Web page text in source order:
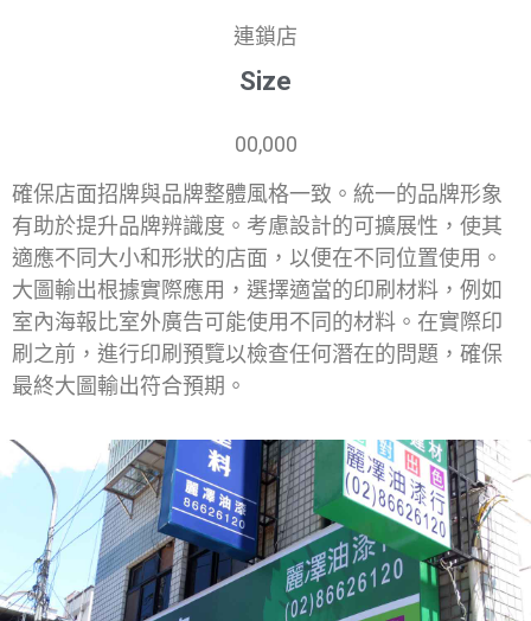
連鎖店
Size
00,000
確保店面招牌與品牌整體風格一致。統一的品牌形象
有助於提升品牌辨識度。考慮設計的可擴展性，使其
適應不同大小和形狀的店面，以便在不同位置使用。
大圖輸出根據實際應用，選擇適當的印刷材料，例如
室內海報比室外廣告可能使用不同的材料。在實際印
刷之前，進行印刷預覽以檢查任何潛在的問題，確保
最終大圖輸出符合預期。